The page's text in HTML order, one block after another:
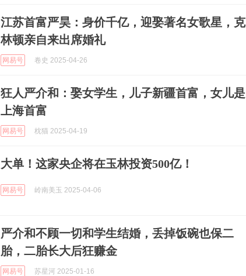
江苏首富严昊：身价千亿，迎娶著名女歌星，克
林顿亲自来出席婚礼
网易号 卷史 2025-04-26
狂人严介和：娶女学生，儿子新疆首富，女儿是
上海首富
网易号 枕猫 2025-04-19
大单！这家央企将在玉林投资500亿！
网易号 岭南美玉 2025-04-06
严介和不顾一切和学生结婚，丢掉饭碗也保二
胎，二胎长大后狂赚金
网易号 苏星河 2025-01-16